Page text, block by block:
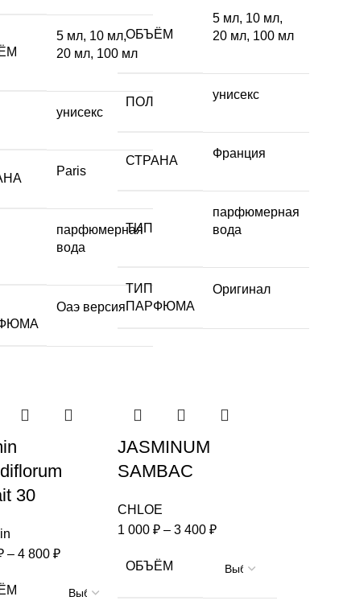
5 мл, 10 мл,
20 мл, 100 мл
унисекс
Paris
парфюмерная
вода
Оаэ версия
ОБЪЁМ
5 мл, 10 мл,
20 мл, 100 мл
ПОЛ
унисекс
СТРАНА
Франция
ТИП
парфюмерная
вода
ТИП
ПАРФЮМА
Оригинал
30
–4 800₽
JASMINUM
SAMBAC
CHLOE
1 000 ₽– 3 400 ₽
ОБЪЁМ